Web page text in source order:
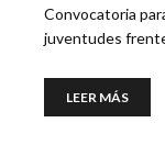
Convocatoria
juventudes
LEER MÁS